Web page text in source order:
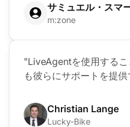
サミュエル・スマ
m:zone
"LiveAgentを使用する
も彼らにサポートを提
Christian Lange
Lucky-Bike